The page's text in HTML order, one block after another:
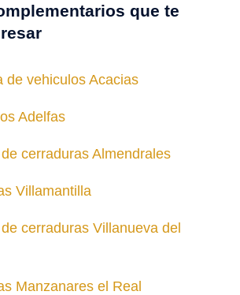
que te
de vehiculos Acacias
Adelfas
cerraduras Almendrales
Villamantilla
cerraduras Villanueva del
Manzanares el Real